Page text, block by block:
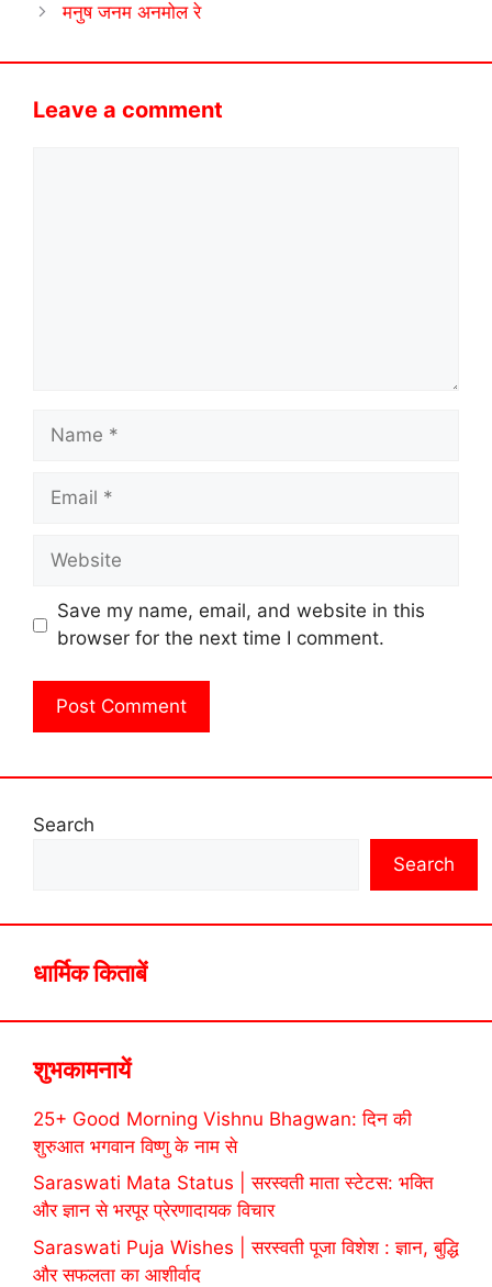
मनुष जनम अनमोल रे
Leave a comment
Name
Email
Website
Save my name, email, and website in this
browser for the next time I comment.
Search
Search
धार्मिक किताबें
शुभकामनायें
25+ Good Morning Vishnu Bhagwan: दिन की
शुरुआत भगवान विष्णु के नाम से
Saraswati Mata Status | सरस्वती माता स्टेटस: भक्ति
और ज्ञान से भरपूर प्रेरणादायक विचार
Saraswati Puja Wishes | सरस्वती पूजा विशेश : ज्ञान, बुद्धि
और सफलता का आशीर्वाद